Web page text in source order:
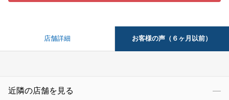
店舗詳細 お客様の声（６ヶ月以前）
近隣の店舗を見る